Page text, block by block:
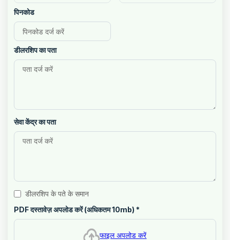
पिनकोड
डीलरशिप का पता
सेवा केंद्र का पता
डीलरशिप के पते के समान
PDF दस्तावेज़ अपलोड करें (अधिकतम 10mb) *
फाइल अपलोड करें